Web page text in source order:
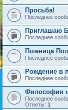
Просьба!
Последнее
Приглашаю
Последнее
Пшеница
Последнее
Рождение в
Последнее
Философия
Последнее
Ответы: 1